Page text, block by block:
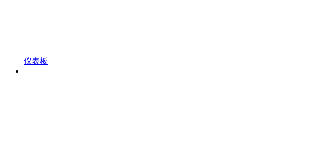
仪表板